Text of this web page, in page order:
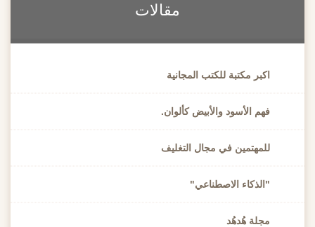
مقالات
اكبر مكتبة للكتب المجانية
فهم الأسود والأبيض كألوان.
للمهتمين في مجال التغليف
"الذكاء الاصطناعي"
مجلة هُدهُد